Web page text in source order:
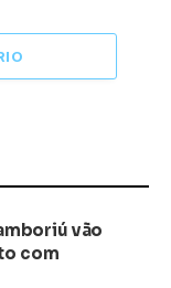
vão
com